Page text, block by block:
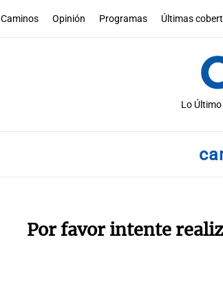
Caminos Opinión Programas Últimas
Lo Último
Por favor intente